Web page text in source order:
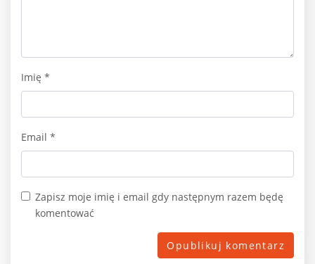
Imię *
Email *
Zapisz moje imię i email gdy następnym razem będę
komentować